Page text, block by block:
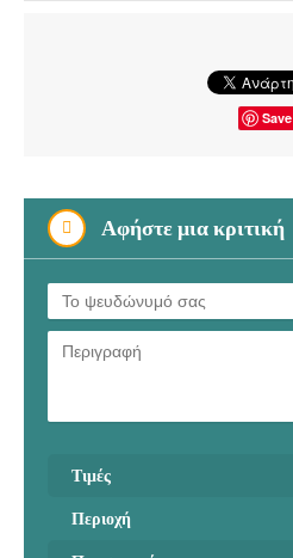
Save
Αφήστε μια κριτική
Τιμές
Περιοχή